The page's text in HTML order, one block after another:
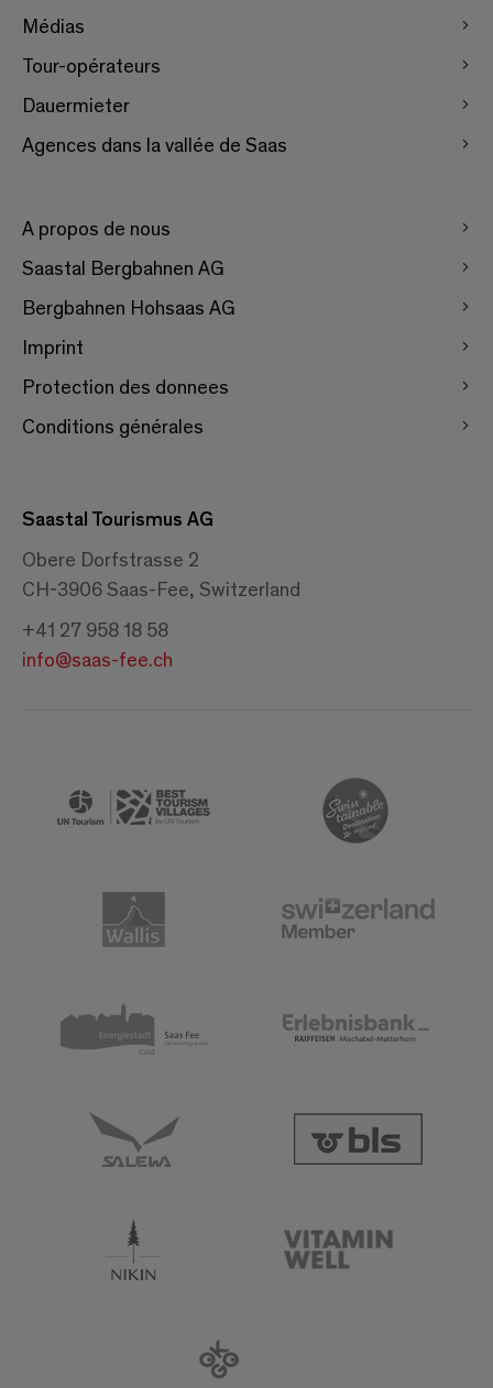
Médias
Tour-opérateurs
Dauermieter
Agences dans la vallée de Saas
A propos de nous
Saastal Bergbahnen AG
Bergbahnen Hohsaas AG
Imprint
Protection des donnees
Conditions générales
Saastal Tourismus AG
Obere Dorfstrasse 2
CH-3906 Saas-Fee, Switzerland
+41 27 958 18 58
info@saas-fee.ch